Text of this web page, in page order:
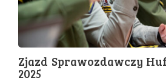
Zjazd Sprawozdawczy
2025